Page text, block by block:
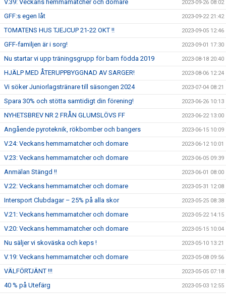
V.39: Veckans hemmamatcher och domare 2023-09-26 08:02
GFF:s egen låt 2023-09-22 21:42
TOMATENS HUS TJEJCUP 21-22 OKT !! 2023-09-05 12:46
GFF-familjen är i sorg! 2023-09-01 17:30
Nu startar vi upp träningsgrupp för barn födda 2019 2023-08-18 20:40
HJÄLP MED ÅTERUPPBYGGNAD AV SARGER! 2023-08-06 12:24
Vi söker Juniorlagstränare till säsongen 2024 2023-07-04 08:21
Spara 30% och stötta samtidigt din förening! 2023-06-26 10:13
NYHETSBREV NR 2 FRÅN GLUMSLÖVS FF 2023-06-22 13:00
Angående pyroteknik, rökbomber och bangers 2023-06-15 10:09
V.24: Veckans hemmamatcher och domare 2023-06-12 10:01
V.23: Veckans hemmamatcher och domare 2023-06-05 09:39
Anmälan Stängd !! 2023-06-01 08:00
V.22: Veckans hemmamatcher och domare 2023-05-31 12:08
Intersport Clubdagar – 25% på alla skor 2023-05-25 08:38
V.21: Veckans hemmamatcher och domare 2023-05-22 14:15
V.20: Veckans hemmamatcher och domare 2023-05-15 10:04
Nu säljer vi skoväska och keps ! 2023-05-10 13:21
V.19: Veckans hemmamatcher och domare 2023-05-08 09:56
VÄLFÖRTJÄNT !!! 2023-05-05 07:18
40 % på Utefärg 2023-05-03 12:55